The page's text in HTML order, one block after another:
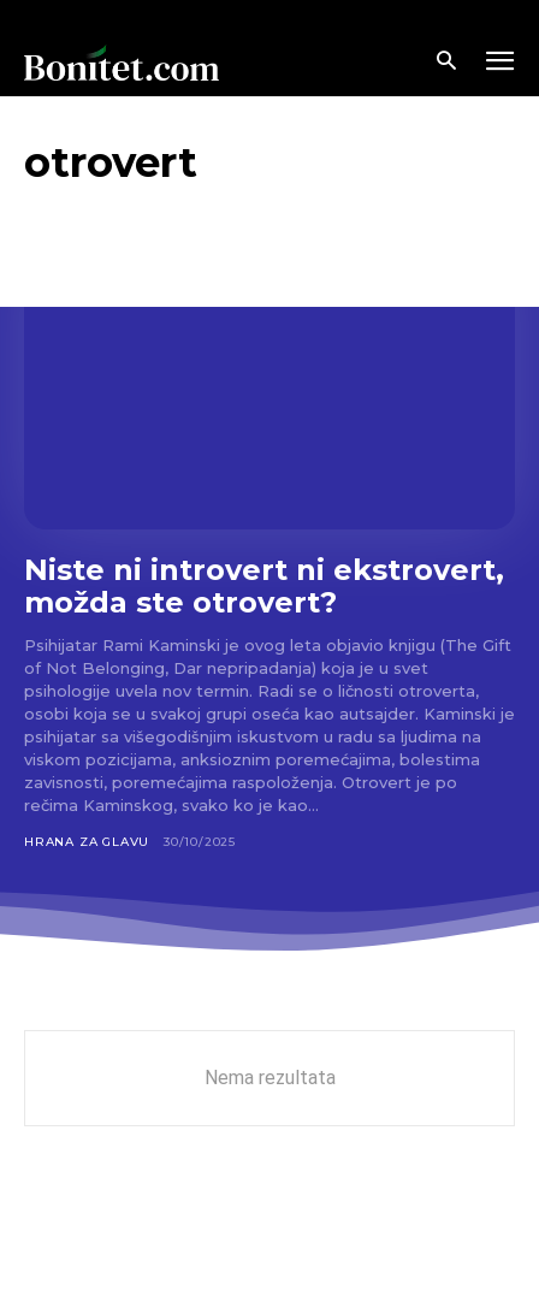
otrovert
Niste ni introvert ni ekstrovert,
možda ste otrovert?
Psihijatar Rami Kaminski je ovog leta objavio knjigu (The Gift
of Not Belonging, Dar nepripadanja) koja je u svet
psihologije uvela nov termin. Radi se o ličnosti otroverta,
osobi koja se u svakoj grupi oseća kao autsajder. Kaminski je
psihijatar sa višegodišnjim iskustvom u radu sa ljudima na
viskom pozicijama, anksioznim poremećajima, bolestima
zavisnosti, poremećajima raspoloženja. Otrovert je po
rečima Kaminskog, svako ko je kao...
HRANA ZA GLAVU 30/10/2025
Nema rezultata